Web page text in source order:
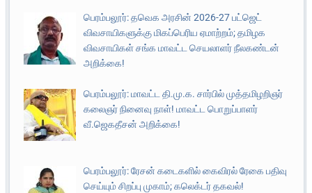
பெரம்பலூர்: தவெக அரசின் 2026-27 பட்ஜெட்
விவசாயிகளுக்கு மிகப்பெரிய ஏமாற்றம்; தமிழக
விவசாயிகள் சங்க மாவட்ட செயலாளர் நீலகண்டன்
அறிக்கை!
பெரம்பலூர்: மாவட்ட தி.மு.க. சார்பில் முத்தமிழறிஞர்
கலைஞர் நினைவு நாள்! மாவட்ட பொறுப்பாளர்
வீ.ஜெகதீசன் அறிக்கை!
பெரம்பலூர்: ரேசன் கடைகளில் கைவிரல் ரேகை பதிவு
செய்யும் சிறப்பு முகாம்; கலெக்டர் தகவல்!